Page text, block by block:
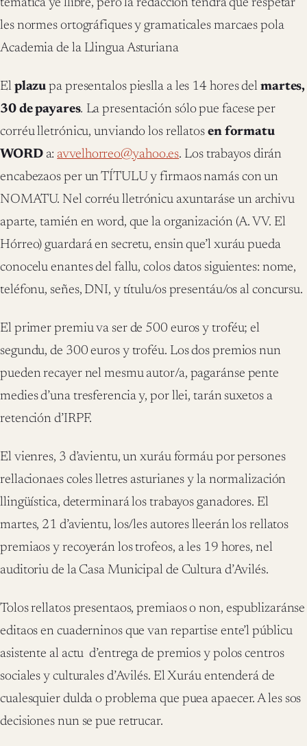
temática ye llibre, pero la redacción tendrá que respetar
les normes ortográfiques y gramaticales marcaes pola
Academia de la Llingua Asturiana
El plazu pa presentalos pieslla a les 14 hores del martes,
30 de payares. La presentación sólo pue facese per
corréu lletrónicu, unviando los rellatos en formatu
WORDa: avvelhorreo@yahoo.es. Los trabayos dirán
encabezaos per un TÍTULU y firmaos namás con un
NOMATU. Nel corréu lletrónicu axuntaráse un archivu
aparte, tamién en word, que la organización (A. VV. El
Hórreo) guardará en secretu, ensin que’l xuráu pueda
conocelu enantes del fallu, colos datos siguientes: nome,
teléfonu, señes, DNI, y títulu/os presentáu/os al concursu.
El primer premiu va ser de 500 euros y troféu; el
segundu, de 300 euros y troféu. Los dos premios nun
pueden recayer nel mesmu autor/a, pagaránse pente
medies d’una tresferencia y, por llei, tarán suxetos a
retención d’IRPF.
El vienres, 3 d’avientu, un xuráu formáu por persones
rellacionaes coles lletres asturianes y la normalización
llingüística, determinará los trabayos ganadores. El
martes, 21 d’avientu, los/les autores lleerán los rellatos
premiaos y recoyerán los trofeos, a les 19 hores, nel
auditoriu de la Casa Municipal de Cultura d’Avilés.
Tolos rellatos presentaos, premiaos o non, espublizaránse
editaos en cuaderninos que van repartise ente’l públicu
asistente al actu d’entrega de premios y polos centros
sociales y culturales d’Avilés. El Xuráu entenderá de
cualesquier dulda o problema que puea apaecer. A les sos
decisiones nun se pue retrucar.